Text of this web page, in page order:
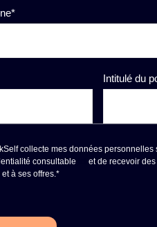
*
Intitulé du
collecte mes données
consultable
et de recevoir
à ses offres.*